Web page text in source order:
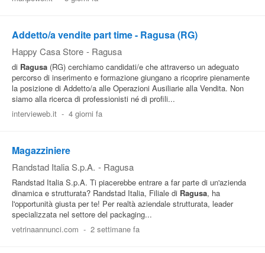
Addetto/a vendite part time - Ragusa (RG)
Happy Casa Store - Ragusa
di Ragusa (RG) cerchiamo candidati/e che attraverso un adeguato
percorso di inserimento e formazione giungano a ricoprire pienamente
la posizione di Addetto/a alle Operazioni Ausiliarie alla Vendita. Non
siamo alla ricerca di professionisti né di profili...
intervieweb.it - 4 giorni fa
Magazziniere
Randstad Italia S.p.A. - Ragusa
Randstad Italia S.p.A. Ti piacerebbe entrare a far parte di un'azienda
dinamica e strutturata? Randstad Italia, Filiale di Ragusa, ha
l'opportunità giusta per te! Per realtà aziendale strutturata, leader
specializzata nel settore del packaging...
vetrinaannunci.com - 2 settimane fa